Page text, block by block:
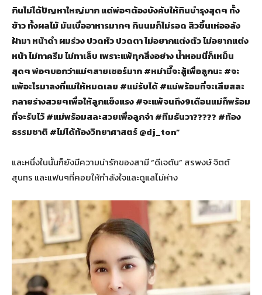
กินไม่ได้ปัญหาใหญ่มาก แต่พ่อๆต้องบังคับให้กินบำรุงสุดๆ ทั้ง
ข้าว ทั้งผลไม้ มันเบื่ออาหารมากๆ กินนมก็ไม่รอด สิวขึ้นเห่ออลัง
ฝ้ามา หน้าดำ ผมร่วง ปวดหัว ปวดตา ไม่อยากแต่งตัว ไม่อยากแต่ง
หน้า ไม่ทาครีม ไม่ทาเล็บ เพราะแพ้ทุกสิ่งอย่าง น้ำหอมนี่ก็เหม็น
สุดๆ พ่อๆบอกว่าแม่ๆสายเซอร์มาก #หม่ามี๊จะสู้เพื่อลูกนะ #จะ
แพ้อะไรมาลงที่แม่ให้หมดเลย #แม่รับได้ #แม่พร้อมที่จะเสียสละ
กลายร่างสวยๆเพื่อให้ลูกแข็งแรง #จะแพ้จนถึง9เดือนแม่ก็พร้อม
ที่จะรับไว้ #แม่พร้อมสละสวยเพื่อลูกจ๋า #ทีมธันวา????? #ท้อง
ธรรมชาติ #ไม่ได้ท้องวิทยาศาสตร์ @dj_ton”
และหนึ่งในนั้นก็ยังมีความน่ารักของสามี “ดีเจต้น” สรพงษ์ จิตต์
สุนทร และแฟนๆที่คอยให้กำลังใจและดูแลไม่ห่าง